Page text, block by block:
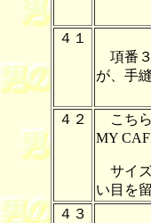
４１
項番３
が、手
４２
こちら
MY
サイズ
い目を
４３